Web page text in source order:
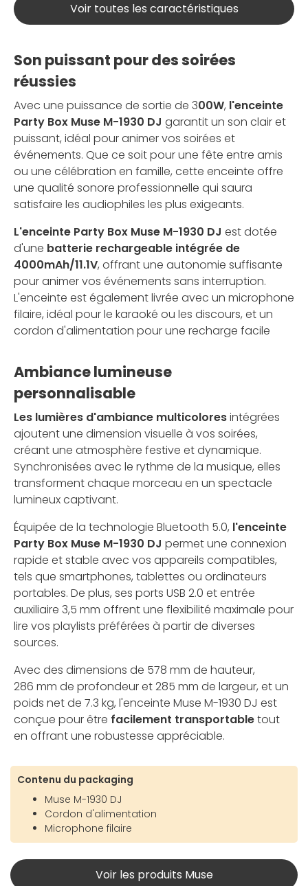
Voir toutes les caractéristiques
Son puissant pour des soirées
réussies
Avec une puissance de sortie de 300W, l'enceinte
Party Box Muse M-1930 DJ garantit un son clair et
puissant, idéal pour animer vos soirées et
événements. Que ce soit pour une fête entre amis
ou une célébration en famille, cette enceinte offre
une qualité sonore professionnelle qui saura
satisfaire les audiophiles les plus exigeants.
L'enceinte Party Box Muse M-1930 DJ est dotée
d'une batterie rechargeable intégrée de
4000mAh/11.1V, offrant une autonomie suffisante
pour animer vos événements sans interruption.
L'enceinte est également livrée avec un microphone
filaire, idéal pour le karaoké ou les discours, et un
cordon d'alimentation pour une recharge facile
Ambiance lumineuse
personnalisable
Les lumières d'ambiance multicoloresintégrées
ajoutent une dimension visuelle à vos soirées,
créant une atmosphère festive et dynamique.
Synchronisées avec le rythme de la musique, elles
transforment chaque morceau en un spectacle
lumineux captivant.
Équipée de la technologie Bluetooth 5.0, l'enceinte
Party Box Muse M-1930 DJ permet une connexion
rapide et stable avec vos appareils compatibles,
tels que smartphones, tablettes ou ordinateurs
portables. De plus, ses ports USB 2.0 et entrée
auxiliaire 3,5 mm offrent une flexibilité maximale pour
lire vos playlists préférées à partir de diverses
sources.
Avec des dimensions de 578 mm de hauteur,
286 mm de profondeur et 285 mm de largeur, et un
poids net de 7.3 kg, l'enceinte Muse M-1930 DJ est
conçue pour être facilement transportabletout
en offrant une robustesse appréciable.
Contenu du packaging
Muse M-1930 DJ
Cordon d'alimentation
Microphone filaire
Voir les produits Muse